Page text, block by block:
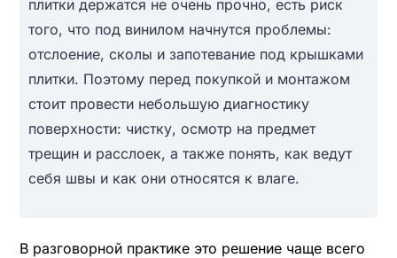
плитки держатся не очень прочно, есть риск
того, что под винилом начнутся проблемы:
отслоение, сколы и запотевание под крышками
плитки. Поэтому перед покупкой и монтажом
стоит провести небольшую диагностику
поверхности: чистку, осмотр на предмет
трещин и расслоек, а также понять, как ведут
себя швы и как они относятся к влаге.
В разговорной практике это решение чаще всего